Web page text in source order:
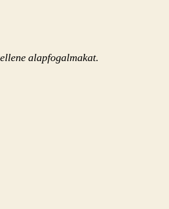
alapfogalmakat.